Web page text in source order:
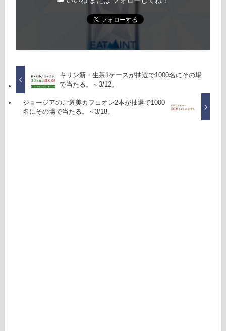
キリン新・生茶1ケースが抽選で1000名にその場
で当たる。～3/12。
ジョージアのご褒美カフェオレ2本が抽選で1000
名にその場で当たる。～3/18。